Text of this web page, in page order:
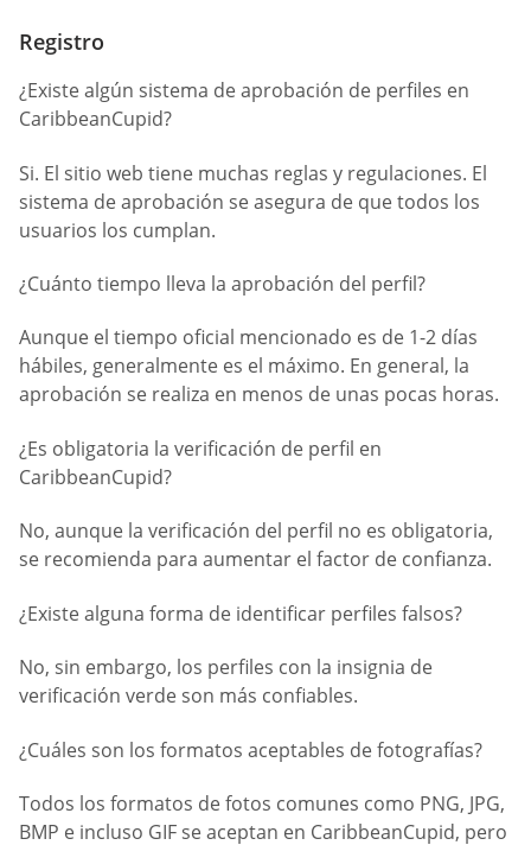
Registro
¿Existe algún sistema de aprobación de perfiles en
CaribbeanCupid?
Si. El sitio web tiene muchas reglas y regulaciones. El
sistema de aprobación se asegura de que todos los
usuarios los cumplan.
¿Cuánto tiempo lleva la aprobación del perfil?
Aunque el tiempo oficial mencionado es de 1-2 días
hábiles, generalmente es el máximo. En general, la
aprobación se realiza en menos de unas pocas horas.
¿Es obligatoria la verificación de perfil en
CaribbeanCupid?
No, aunque la verificación del perfil no es obligatoria,
se recomienda para aumentar el factor de confianza.
¿Existe alguna forma de identificar perfiles falsos?
No, sin embargo, los perfiles con la insignia de
verificación verde son más confiables.
¿Cuáles son los formatos aceptables de fotografías?
Todos los formatos de fotos comunes como PNG, JPG,
BMP e incluso GIF se aceptan en CaribbeanCupid, pero